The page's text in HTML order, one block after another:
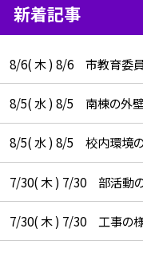
新着記事
8/6( 木 ) 8/6 市教育委
8/5( 水 ) 8/5 南棟の外
8/5( 水 ) 8/5 校内環境
7/30( 木 ) 7/30 部活動の
7/30( 木 ) 7/30 工事の